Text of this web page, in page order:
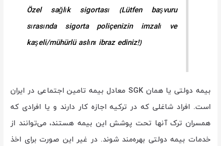
Özel sağlık sigortası (Lütfen başvuru
sırasında sigorta poliçenizin imzalı ve
kaşeli/mühürlü aslını ibraz ediniz!)
بیمه دولتی یا همان SGK معادل بیمه تامین اجتماعی در ایران
است. افراد شاغلی که در ترکیه اجازه کار دارند و یا افرادی که
همسران ترک آنها تحت پوشش این بیمه هستند، می‌توانند از
خدمات بیمه دولتی بهره‌مند شوند. در غیر این صورت برای اخذ